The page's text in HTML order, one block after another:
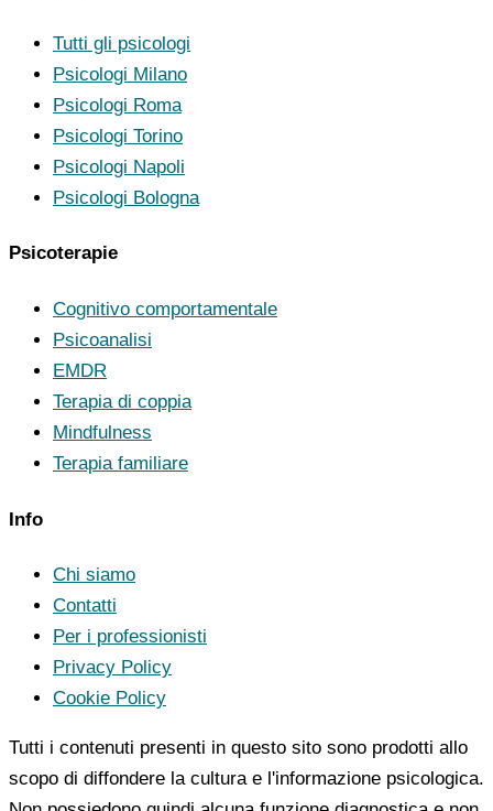
Tutti gli psicologi
Psicologi Milano
Psicologi Roma
Psicologi Torino
Psicologi Napoli
Psicologi Bologna
Psicoterapie
Cognitivo comportamentale
Psicoanalisi
EMDR
Terapia di coppia
Mindfulness
Terapia familiare
Info
Chi siamo
Contatti
Per i professionisti
Privacy Policy
Cookie Policy
Tutti i contenuti presenti in questo sito sono prodotti allo
scopo di diffondere la cultura e l'informazione psicologica.